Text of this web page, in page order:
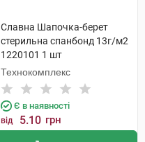
Славна Шапочка-берет
стерильна спанбонд 13г/м2
1220101 1 шт
Технокомплекс
Є в наявності
від 5.10 грн